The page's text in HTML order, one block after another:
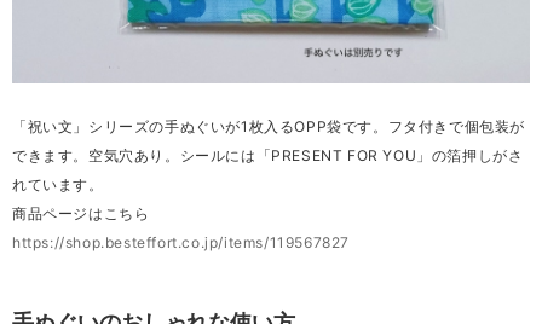
「祝い文」シリーズの手ぬぐいが1枚入るOPP袋です。フタ付きで個包装が
できます。空気穴あり。シールには「PRESENT FOR YOU」の箔押しがさ
れています。
商品ページはこちら
https://shop.besteffort.co.jp/items/119567827